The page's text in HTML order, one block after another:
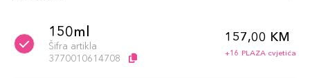
150ml
Šifra artikla
3770010614708
157,00 KM
+16 PLAZA cvjetića